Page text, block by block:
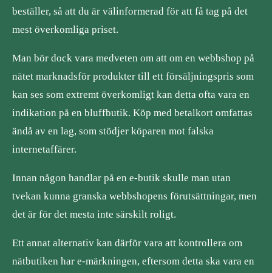
beställer, så att du är välinformerad för att få tag på det
mest överkomliga priset.
Man bör dock vara medveten om att om en webbshop på
nätet marknadsför produkter till ett försäljningspris som
kan ses som extremt överkomligt kan detta ofta vara en
indikation på en bluffbutik. Köp med betalkort omfattas
ändå av en lag, som stödjer köparen mot falska
internetaffärer.
Innan någon handlar på en e-butik skulle man utan
tvekan kunna granska webbshopens förutsättningar, men
det är för det mesta inte särskilt roligt.
Ett annat alternativ kan därför vara att kontrollera om
nätbutiken har e-märkningen, eftersom detta ska vara en